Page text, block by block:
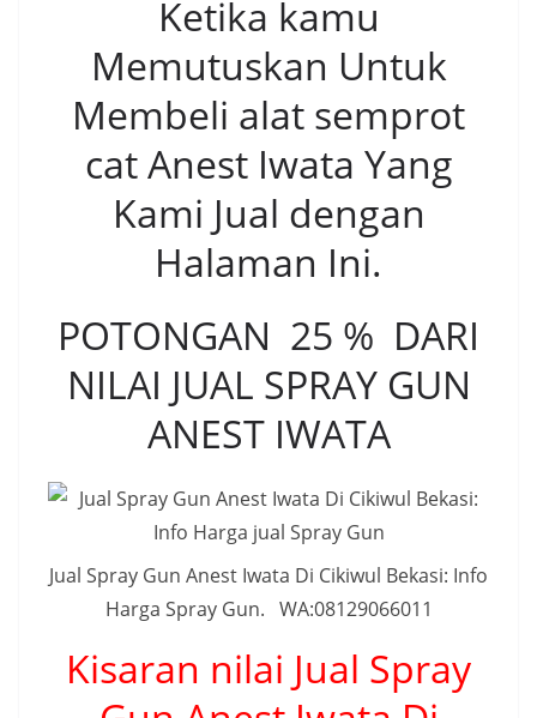
Ketika kamu
Memutuskan Untuk
Membeli alat semprot
cat Anest Iwata Yang
Kami Jual dengan
Halaman Ini.
POTONGAN 25 % DARI
NILAI JUAL SPRAY GUN
ANEST IWATA
Jual Spray Gun Anest Iwata Di Cikiwul Bekasi: Info
Harga Spray Gun. WA:08129066011
Kisaran nilai Jual Spray